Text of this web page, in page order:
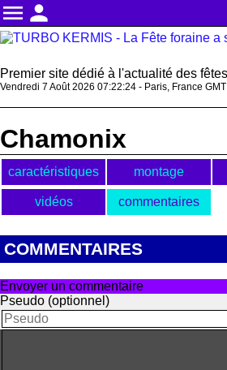
menu person
Premier site dédié à l'actualité des
Vendredi 7 Août 2026 07:22:24 - Paris, France
Chamonix
caractéristiques montage
vidéos commentaires
COMMENTAIRES
Envoyer un commentaire
Pseudo (optionnel)